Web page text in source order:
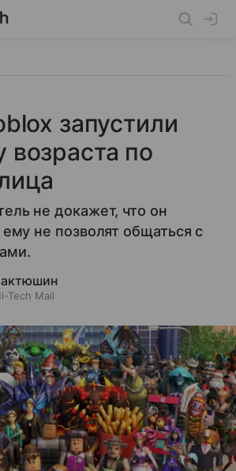
запустили
возраста по
не докажет, что он
не позволят общаться с
Tech Mail